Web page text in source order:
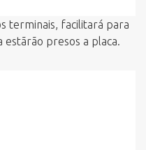
terminais, facilitará para
estãrão presos a placa.